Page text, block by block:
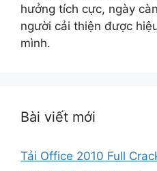
hưởng tích cực, ngày
người cải thiện được
mình.
Bài viết mới
Tải Office 2010 Full